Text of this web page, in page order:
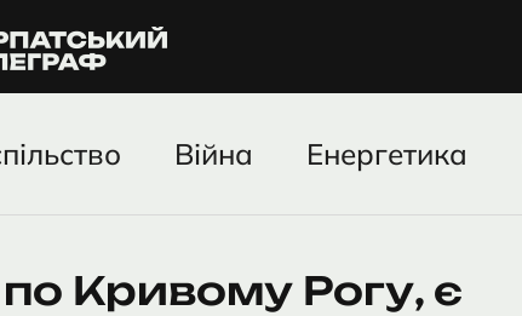
Війна Енергетика
Кривому Рогу, є